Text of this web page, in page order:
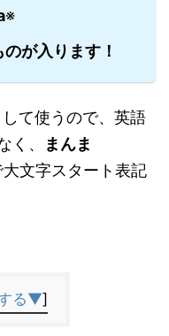
※
が入ります！
て使うので、英語
く、
まんま
文字スタート表記
る▼]